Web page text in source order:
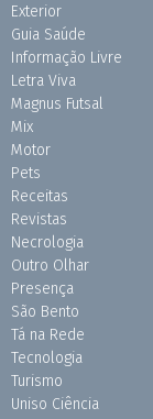
Exterior
Guia Saúde
Informação Livre
Letra Viva
Magnus Futsal
Mix
Motor
Pets
Receitas
Revistas
Necrologia
Outro Olhar
Presença
São Bento
Tá na Rede
Tecnologia
Turismo
Uniso Ciência